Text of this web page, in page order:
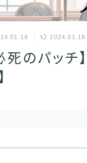
2024.01.18
死のパッチ